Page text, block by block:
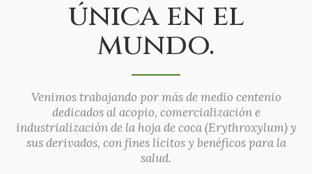
única en el
mundo.
Venimos trabajando por más de medio centenio
dedicados al acopio, comercialización e
industrialización de la hoja de coca (Erythroxylum) y
sus derivados, con fines lícitos y benéficos para la
salud.